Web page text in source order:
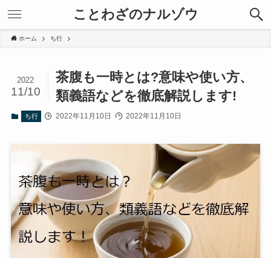
ことわざのナルゾウ
ホーム ち行
茶腹も一時とは?意味や使い方、
類義語などを徹底解説します!
2022
11/10
ち行 2022年11月10日 2022年11月10日